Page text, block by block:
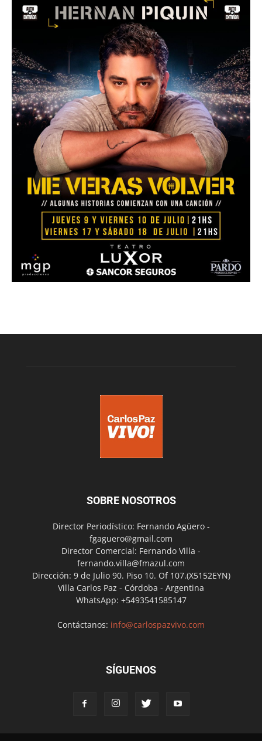
SOBRE NOSOTROS
Director Periodístico: Fernando Agüero -
fgaguero@gmail.com
Director Comercial: Fernando Villa -
fernando.villa@fmazul.com
Dirección: 9 de Julio 90. Piso 10. Of 107.(X5152EYN)
Villa Carlos Paz - Córdoba - Argentina
WhatsApp: +5493541585147
Contáctanos: info@carlospazvivo.com
SÍGUENOS